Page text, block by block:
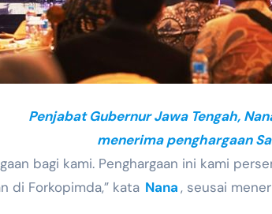
Penjabat Gubernur Jawa Tengah,
menerima penghargaan
bagi kami. Penghargaan ini kami
di Forkopimda,” kata Nana, seusai